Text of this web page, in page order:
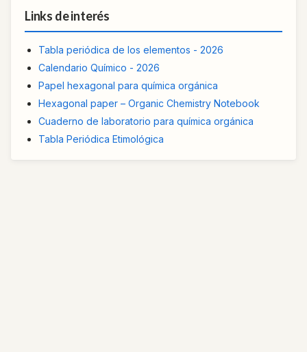
Links de interés
Tabla periódica de los elementos - 2026
Calendario Químico - 2026
Papel hexagonal para química orgánica
Hexagonal paper – Organic Chemistry Notebook
Cuaderno de laboratorio para química orgánica
Tabla Periódica Etimológica